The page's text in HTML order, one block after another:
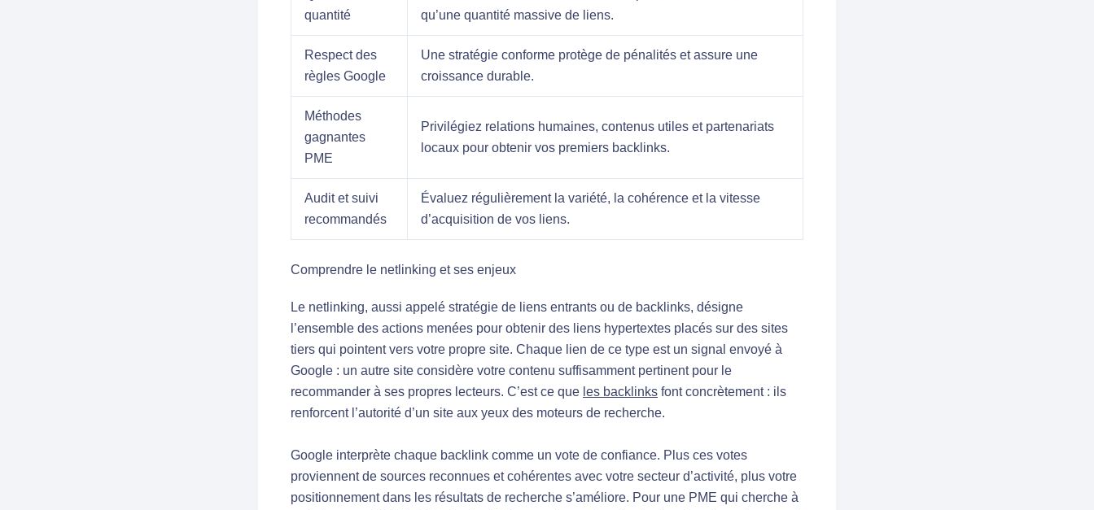
quantité
qu’une quantité massive de liens.
Respect des
règles Google
Une stratégie conforme protège de pénalités et assure une
croissance durable.
Méthodes
gagnantes
PME
Privilégiez relations humaines, contenus utiles et partenariats
locaux pour obtenir vos premiers backlinks.
Audit et suivi
recommandés
Évaluez régulièrement la variété, la cohérence et la vitesse
d’acquisition de vos liens.
Comprendre le netlinking et ses enjeux
Le netlinking, aussi appelé stratégie de liens entrants ou de backlinks, désigne
l’ensemble des actions menées pour obtenir des liens hypertextes placés sur des sites
tiers qui pointent vers votre propre site. Chaque lien de ce type est un signal envoyé à
Google : un autre site considère votre contenu suffisamment pertinent pour le
recommander à ses propres lecteurs. C’est ce que les backlinks font concrètement : ils
renforcent l’autorité d’un site aux yeux des moteurs de recherche.
Google interprète chaque backlink comme un vote de confiance. Plus ces votes
proviennent de sources reconnues et cohérentes avec votre secteur d’activité, plus votre
positionnement dans les résultats de recherche s’améliore. Pour une PME qui cherche à